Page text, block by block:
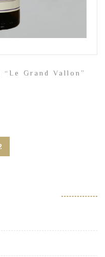
Grand Vallon”